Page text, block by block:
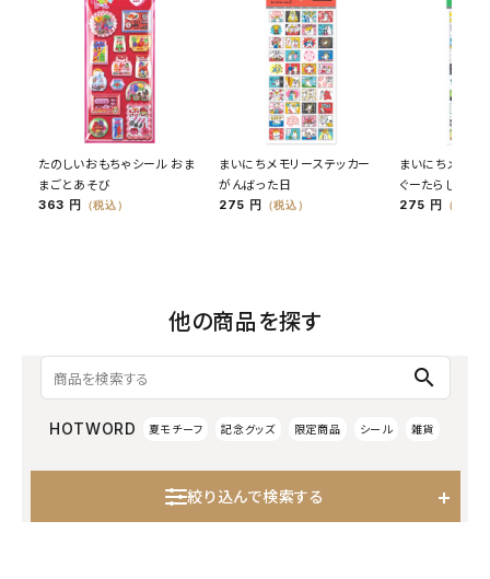
たのしいおもちゃシール おま
まごとあそび
363 円 （税込）
まいにちメモリーステッカー
がんばった日
275 円 （税込）
まいにちメモリ
ぐーたらした日
275 円 （税込）
他の商品を探す
search
HOTWORD 夏モチーフ 記念グッズ 限定商品 シール 雑貨
絞り込んで検索する